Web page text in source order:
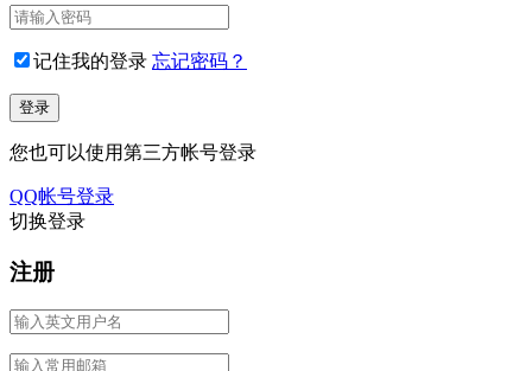
记住我的登录 忘记密码？
您也可以使用第三方帐号登录
QQ帐号登录
切换登录
注册